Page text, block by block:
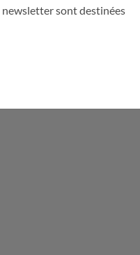
newsletter sont destinées